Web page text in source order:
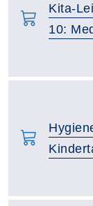
Kita-
10: